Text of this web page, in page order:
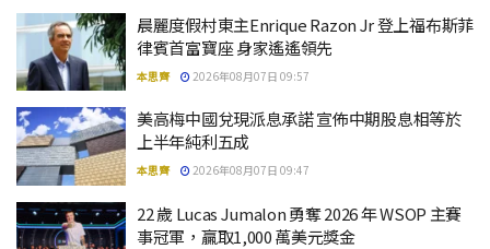
晨麗度假村東主Enrique Razon Jr 登上福布斯菲
律賓首富寶座 身家遙遙領先
本思齊 2026年08月07日 09:57
美高梅中國兌現派息承諾 宣佈中期股息相等於
上半年純利五成
本思齊 2026年08月07日 09:47
22 歲 Lucas Jumalon 勇奪 2026 年 WSOP 主賽
事冠軍，贏取1,000 萬美元獎金